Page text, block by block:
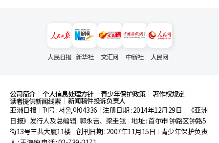
人民日报 新华社 文汇网 中新社 人民网
公司简介 个人信息处理方针 青少年保护政策 著作权规定
读者提供新闻线索
新闻稿件投诉负责人
亚洲日报
刊号 : 서울,아04336 注册日期 : 2014年12月29日
《亚洲
日报》发行人及总编辑 : 郭永吉、梁圭铉 地址 : 首尔市钟路区钟路5
街13号三共大厦11楼 创刊日期 : 2007年11月15日
青少年保护负责